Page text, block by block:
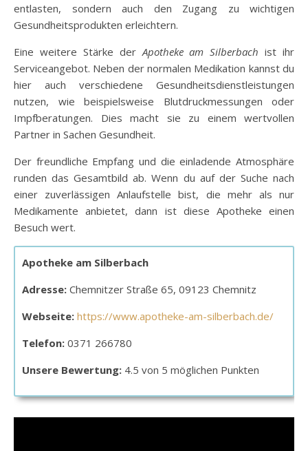
entlasten, sondern auch den Zugang zu wichtigen
Gesundheitsprodukten erleichtern.
Eine weitere Stärke derApotheke am Silberbach ist ihr
Serviceangebot. Neben der normalen Medikation kannst du
hier auch verschiedene Gesundheitsdienstleistungen
nutzen, wie beispielsweise Blutdruckmessungen oder
Impfberatungen. Dies macht sie zu einem wertvollen
Partner in Sachen Gesundheit.
Der freundliche Empfang und die einladende Atmosphäre
runden das Gesamtbild ab. Wenn du auf der Suche nach
einer zuverlässigen Anlaufstelle bist, die mehr als nur
Medikamente anbietet, dann ist diese Apotheke einen
Besuch wert.
Apotheke am Silberbach
Adresse: Chemnitzer Straße 65, 09123 Chemnitz
Webseite: https://www.apotheke-am-silberbach.de/
Telefon: 0371 266780
Unsere Bewertung: 4.5 von 5 möglichen Punkten